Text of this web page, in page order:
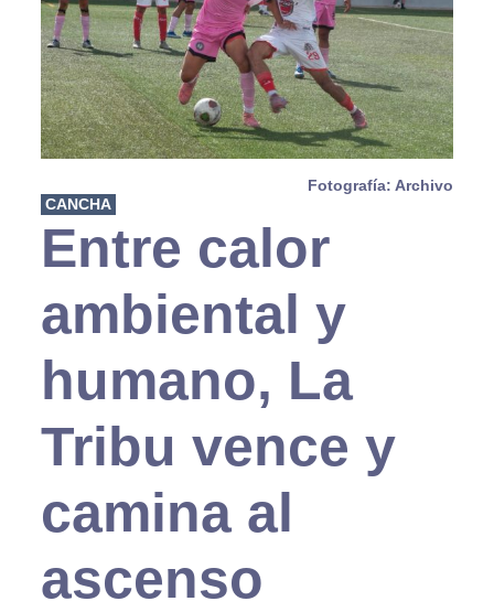
Fotografía: Archivo
CANCHA
Entre calor
ambiental y
humano, La
Tribu vence y
camina al
ascenso